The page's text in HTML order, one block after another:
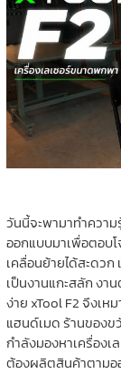
วันนี้จะพามาทำความ
ออกแบบมาเพื่อตอบ
เคลื่อนย้ายได้สะดว
เป็นงานแกะสลัก ง
ง่าย xTool F2 จึงเ
แฮนด์เมด ร้านของ
กำลังมองหาเครื่องเ
ต้องผลิตสินค้าตามอ